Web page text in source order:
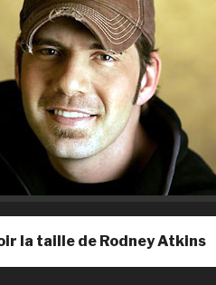
la taille de Rodney Atkins